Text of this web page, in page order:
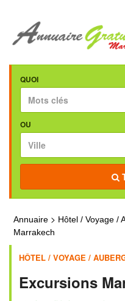
QUOI
OU
Annuaire > Hôtel / Voyage /
Marrakech
HÔTEL / VOYAGE /
Excursions